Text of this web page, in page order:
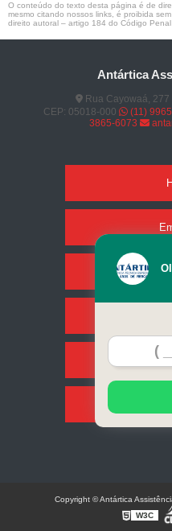
O conteúdo do texto desta página é de
mesmo citando nossos links, é proibida
direito autoral – artigo 184 do Código
Antártica
Rua Cayowaá, 277
CEP: 05018-000
(11)
3865-6073
Copyright © Antártica
W3C